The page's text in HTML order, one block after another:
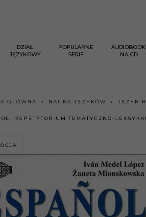
DZIAŁ
JĘZYKOWY
POPULARNE
SERIE
AUDIOBOOKI
NA CD
GŁÓWNA NAUKA JĘZYKÓW JĘZYK
REPETYTORIUM TEMATYCZNO-